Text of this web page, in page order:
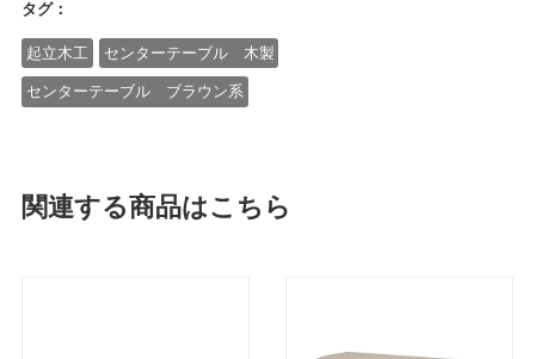
タグ：
起立木工 センターテーブル 木製
センターテーブル ブラウン系
関連する商品はこちら